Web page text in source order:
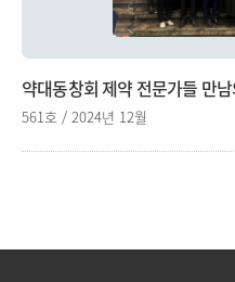
약대동창회 제약 전문가들 만
561호 / 2024년 12월